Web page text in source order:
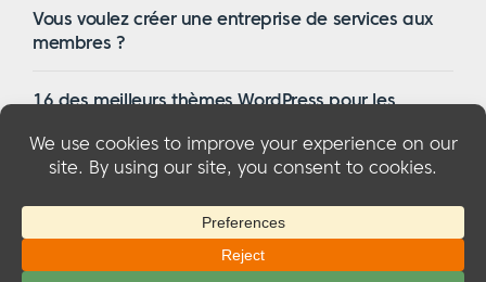
Vous voulez créer une entreprise de services aux
membres ?
16 des meilleurs thèmes WordPress pour les
© 2026 MemberMouse, LLCPolitique de confidentialité
Conditions générales d'utilisation
Divulgation de la FTC